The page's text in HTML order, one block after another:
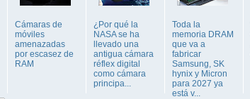
Cámaras de
móviles
amenazadas
por escasez de
RAM
¿Por qué la
NASA se ha
llevado una
antigua cámara
réflex digital
como cámara
principa...
Toda la
memoria DRAM
que va a
fabricar
Samsung, SK
hynix y Micron
para 2027 ya
está v...